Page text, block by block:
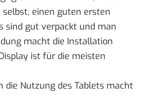
selbst, einen guten ersten
sind gut verpackt und man
macht die Installation
ist für die meisten
Nutzung des Tablets macht